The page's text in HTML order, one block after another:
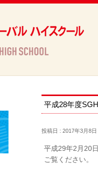
成田国際高等学校）
平成28年度
投稿日 : 2017年3月8日
平成29年2月20
ご覧ください。